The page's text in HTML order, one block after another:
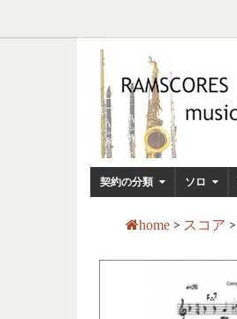
契約の分類 ソロ
home > スコア >